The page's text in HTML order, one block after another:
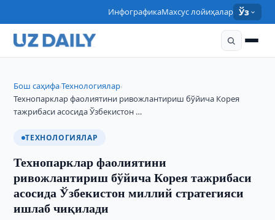
ИнфографикаМахсус лойиҳалар Ўз
Бош саҳифа›Технологиялар›
Технопарклар фаолиятини ривожлантириш бўйича Корея
тажрибаси асосида Ўзбекистон …
ТЕХНОЛОГИЯЛАР
Технопарклар фаолиятини
ривожлантириш бўйича Корея тажрибаси
асосида Ўзбекистон миллий стратегияси
ишлаб чиқилади